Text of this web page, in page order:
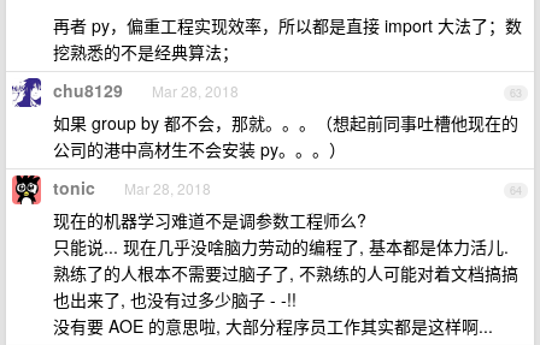
再者 py，偏重工程实现效率，所以都是直接 import 大法了；数
挖熟悉的不是经典算法；
63
chu8129 Mar 28, 2018
如果 group by 都不会，那就。。。（想起前同事吐槽他现在的
公司的港中高材生不会安装 py。。。）
64
tonic Mar 28, 2018
现在的机器学习难道不是调参数工程师么?
只能说... 现在几乎没啥脑力劳动的编程了, 基本都是体力活儿.
熟练了的人根本不需要过脑子了, 不熟练的人可能对着文档搞搞
也出来了, 也没有过多少脑子 - -!!
没有要 AOE 的意思啦, 大部分程序员工作其实都是这样啊...